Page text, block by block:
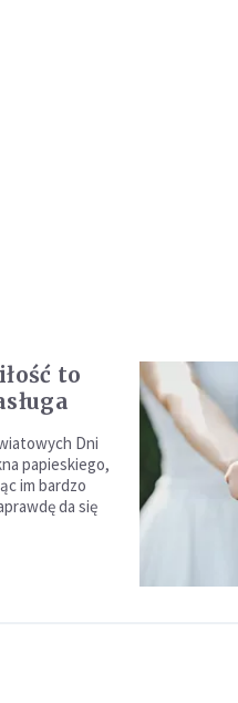
to
Dni
papieskiego,
im bardzo
da się